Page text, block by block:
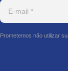
Prometemos não utilizar